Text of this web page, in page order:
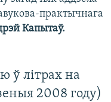
практычнага
Капытаў.
ў літрах на
2008 году)